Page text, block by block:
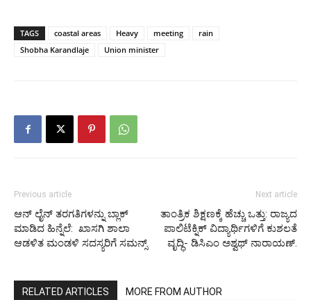
TAGS coastal areas Heavy meeting
rain
Shobha Karandlaje
Union minister
Previous article
ಆನ್‌ ಲೈನ್ ತರಗತಿಗಳನ್ನು ಬ್ಲಾಕ್
ಮಾಡಿದ ಹಿನ್ನೆಲೆ: ಖಾಸಗಿ ಶಾಲಾ
ಆಡಳಿತ ಮಂಡಳಿ ಸದಸ್ಯರಿಗೆ ಸಮನ್ಸ್
Next article
ತಾಂತ್ರಿಕ ಶಿಕ್ಷಣಕ್ಕೆ ಹೆಚ್ಚು ಒತ್ತು: ರಾಜ್ಯದ
ಪಾಲಿಟೆಕ್ನಿಕ್‌ ವಿದ್ಯಾರ್ಥಿಗಳಿಗೆ ಕುಶಲತೆ
ವೃದ್ಧಿ- ಡಿಸಿಎಂ ಅಶ್ವಥ್ ನಾರಾಯಣ್.
RELATED ARTICLES MORE FROM AUTHOR